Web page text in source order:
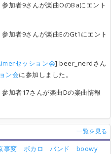
加者9さんが楽曲OのBaにエント
加者9さんが楽曲EのGt1にエント
セッション会] beer_nerdさん
ン会に参加しました。
加者17さんが楽曲Dの楽曲情報
一覧を見る
事変 ボカロ バンド
boowy